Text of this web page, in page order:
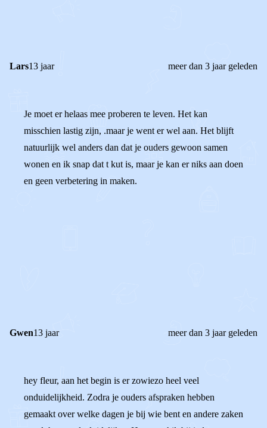
Lars13 jaar meer dan 3 jaar geleden
Je moet er helaas mee proberen te leven. Het kan
misschien lastig zijn, .maar je went er wel aan. Het blijft
natuurlijk wel anders dan dat je ouders gewoon samen
wonen en ik snap dat t kut is, maar je kan er niks aan doen
en geen verbetering in maken.
Gwen13 jaar meer dan 3 jaar geleden
hey fleur, aan het begin is er zowiezo heel veel
onduidelijkheid. Zodra je ouders afspraken hebben
gemaakt over welke dagen je bij wie bent en andere zaken